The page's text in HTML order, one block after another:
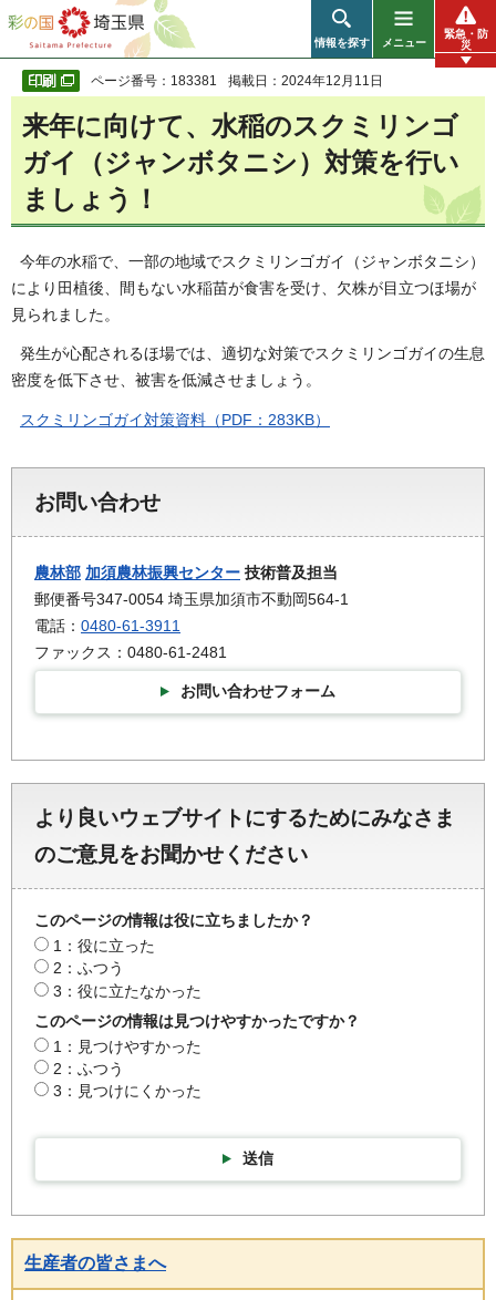
彩の国 埼玉県
情報を探す メニュー
緊急・防
災
ページ番号：183381 掲載日：2024年12月11日
来年に向けて、水稲のスクミリンゴ
ガイ（ジャンボタニシ）対策を行い
ましょう！
今年の水稲で、一部の地域でスクミリンゴガイ（ジャンボタニシ）
により田植後、間もない水稲苗が食害を受け、欠株が目立つほ場が
見られました。
発生が心配されるほ場では、適切な対策でスクミリンゴガイの生息
密度を低下させ、被害を低減させましょう。
スクミリンゴガイ対策資料（PDF：283KB）
お問い合わせ
農林部 加須農林振興センター 技術普及担当
郵便番号347-0054 埼玉県加須市不動岡564-1
電話： 0480-61-3911
ファックス：0480-61-2481
お問い合わせフォーム
より良いウェブサイトにするためにみなさま
のご意見をお聞かせください
このページの情報は役に立ちましたか？
1：役に立った
2：ふつう
3：役に立たなかった
このページの情報は見つけやすかったですか？
1：見つけやすかった
2：ふつう
3：見つけにくかった
送信
生産者の皆さまへ